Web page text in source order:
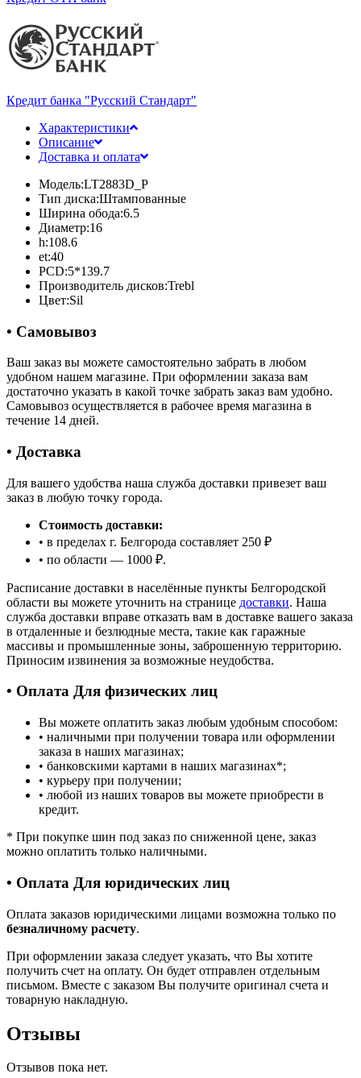
Кредит банка "Русский Стандарт"
Характеристики
Описание
Доставка и оплата
Модель:LT2883D_P
Тип диска:Штампованные
Ширина обода:6.5
Диаметр:16
h:108.6
et:40
PCD:5*139.7
Производитель дисков:Trebl
Цвет:Sil
• Самовывоз
Ваш заказ вы можете самостоятельно забрать в любом
удобном нашем магазине. При оформлении заказа вам
достаточно указать в какой точке забрать заказ вам удобно.
Самовывоз осуществляется в рабочее время магазина в
течение 14 дней.
• Доставка
Для вашего удобства наша служба доставки привезет ваш
заказ в любую точку города.
Стоимость доставки:
• в пределах г. Белгорода составляет 250 ₽
• по области — 1000 ₽.
Расписание доставки в населённые пункты Белгородской
области вы можете уточнить на странице доставки. Наша
служба доставки вправе отказать вам в доставке вашего заказа
в отдаленные и безлюдные места, такие как гаражные
массивы и промышленные зоны, заброшенную территорию.
Приносим извинения за возможные неудобства.
• Оплата Для физических лиц
Вы можете оплатить заказ любым удобным способом:
• наличными при получении товара или оформлении
заказа в наших магазинах;
• банковскими картами в наших магазинах*;
• курьеру при получении;
• любой из наших товаров вы можете приобрести в
кредит.
* При покупке шин под заказ по сниженной цене, заказ
можно оплатить только наличными.
• Оплата Для юридических лиц
Оплата заказов юридическими лицами возможна только по
безналичному расчету.
При оформлении заказа следует указать, что Вы хотите
получить счет на оплату. Он будет отправлен отдельным
письмом. Вместе с заказом Вы получите оригинал счета и
товарную накладную.
Отзывы
Отзывов пока нет.